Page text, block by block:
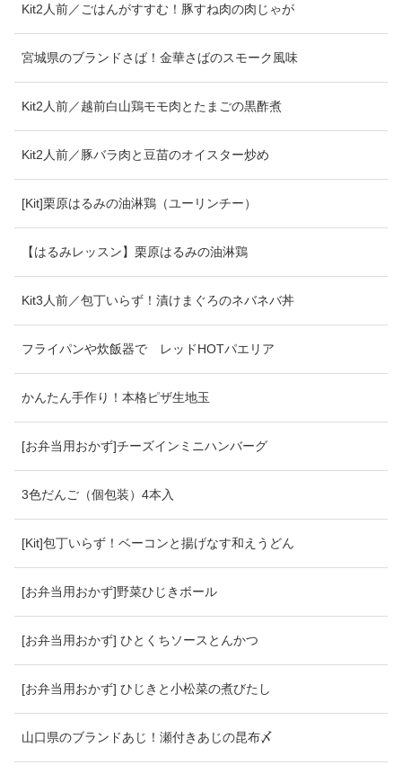
Kit2人前／ごはんがすすむ！豚すね肉の肉じゃが
宮城県のブランドさば！金華さばのスモーク風味
Kit2人前／越前白山鶏モモ肉とたまごの黒酢煮
Kit2人前／豚バラ肉と豆苗のオイスター炒め
[Kit]栗原はるみの油淋鶏（ユーリンチー）
【はるみレッスン】栗原はるみの油淋鶏
Kit3人前／包丁いらず！漬けまぐろのネバネバ丼
フライパンや炊飯器で レッドHOTパエリア
かんたん手作り！本格ピザ生地玉
[お弁当用おかず]チーズインミニハンバーグ
3色だんご（個包装）4本入
[Kit]包丁いらず！ベーコンと揚げなす和えうどん
[お弁当用おかず]野菜ひじきボール
[お弁当用おかず] ひとくちソースとんかつ
[お弁当用おかず] ひじきと小松菜の煮びたし
山口県のブランドあじ！瀬付きあじの昆布〆